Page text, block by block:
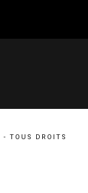
- TOUS DROITS